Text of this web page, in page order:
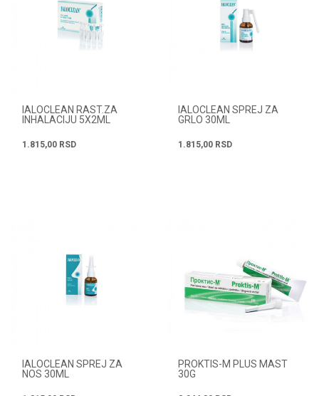
IALOCLEAN RAST.ZA
INHALACIJU 5X2ML
1.815,00 RSD
IALOCLEAN SPREJ ZA
GRLO 30ML
1.815,00 RSD
IALOCLEAN SPREJ ZA
NOS 30ML
PROKTIS-M PLUS MAST
30G